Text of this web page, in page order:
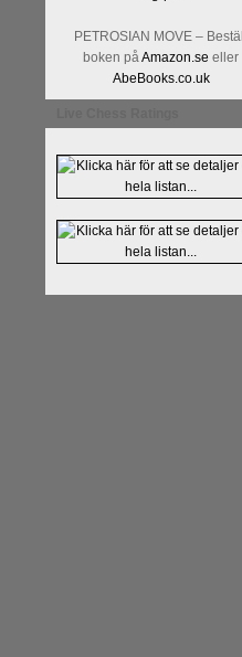
PETROSIAN MOVE – Beställ
boken påAmazon.se eller
AbeBooks.co.uk